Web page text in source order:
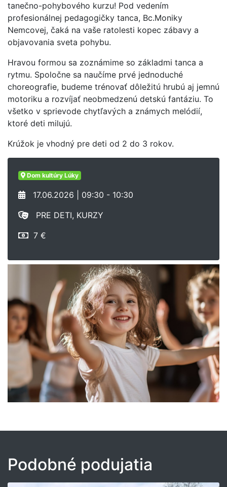
tanečno-pohybového kurzu! Pod vedením
profesionálnej pedagogičky tanca, Bc.Moniky
Nemcovej, čaká na vaše ratolesti kopec zábavy a
objavovania sveta pohybu.
Hravou formou sa zoznámime so základmi tanca a
rytmu. Spoločne sa naučíme prvé jednoduché
choreografie, budeme trénovať dôležitú hrubú aj jemnú
motoriku a rozvíjať neobmedzenú detskú fantáziu. To
všetko v sprievode chytľavých a známych melódií,
ktoré deti milujú.
Krúžok je vhodný pre deti od 2 do 3 rokov.
Dom kultúry Lúky
17.06.2026 | 09:30 - 10:30
PRE DETI, KURZY
7 €
Podobné podujatia